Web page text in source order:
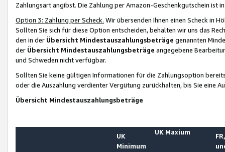
Zahlungsart angibst. Die Zahlung per Amazon-Geschenkgutschein ist
Option 3: Zahlung per Scheck. Wir übersenden Ihnen einen Scheck in
Sollten Sie sich für diese Option entscheiden, behalten wir uns das
den in der Übersicht Mindestauszahlungsbeträge genannten
der Übersicht Mindestauszahlungsbeträge angegebene
und Schweden nicht verfügbar.
Sollten Sie keine gültigen Informationen für die Zahlungsoption
oder die Auszahlung verdienter Vergütung zurückhalten, bis Sie
Übersicht Mindestauszahlungsbeträge
UK
Minimum
UK Maxium